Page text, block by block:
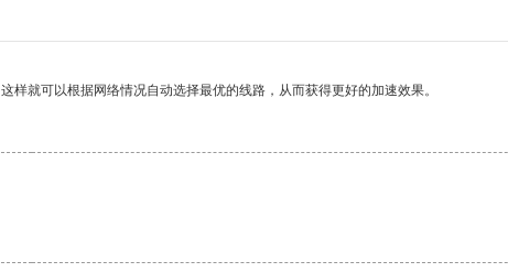
就可以根据网络情况自动选择最优的线路，从而获得更好的加速效果。